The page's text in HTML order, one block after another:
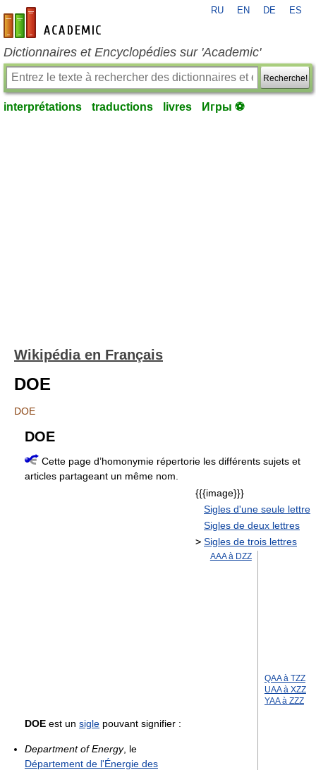
fr-academic.com
RU EN DE ES
Dictionnaires et Encyclopédies sur 'Academic'
Recherche!
interprétations traductions livres Игры ⚽
Wikipédia en Français
DOE
DOE
DOE
Cette page d’homonymie répertorie les différents sujets et
articles partageant un même nom.
{{{image}}}
Sigles d'une seule lettre
Sigles de deux lettres
> Sigles de trois lettres
AAA à DZZ
QAA à TZZ
UAA à XZZ
YAA à ZZZ
DOE est un sigle pouvant signifier :
Department of Energy, le
Département de l'Énergie des